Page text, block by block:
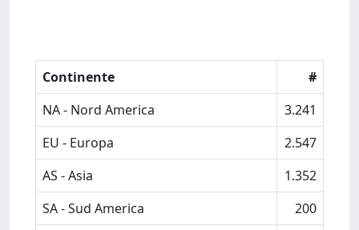
Continente
#
NA - Nord America
3.241
EU - Europa
2.547
AS - Asia
1.352
SA - Sud America
200